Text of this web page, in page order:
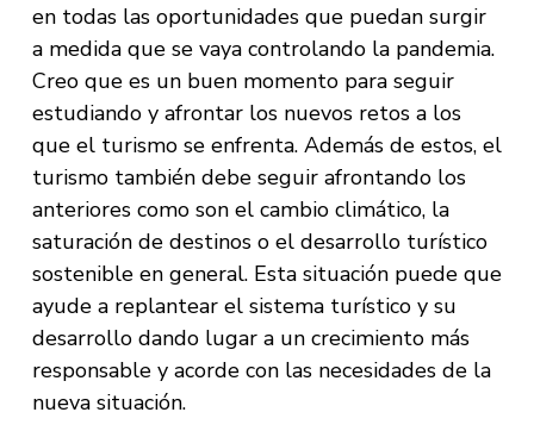
en todas las oportunidades que puedan surgir
a medida que se vaya controlando la pandemia.
Creo que es un buen momento para seguir
estudiando y afrontar los nuevos retos a los
que el turismo se enfrenta. Además de estos, el
turismo también debe seguir afrontando los
anteriores como son el cambio climático, la
saturación de destinos o el desarrollo turístico
sostenible en general. Esta situación puede que
ayude a replantear el sistema turístico y su
desarrollo dando lugar a un crecimiento más
responsable y acorde con las necesidades de la
nueva situación.